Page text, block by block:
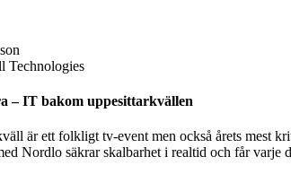
Technologies
– IT bakom uppesittarkvällen
är ett folkligt tv-event men också årets mest
Nordlo säkrar skalbarhet i realtid och får